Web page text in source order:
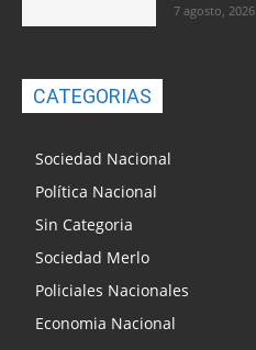
7 agosto, 2026
CATEGORIAS
Sociedad Nacional
Política Nacional
Sin Categoria
Sociedad Merlo
Policiales Nacionales
Economia Nacional